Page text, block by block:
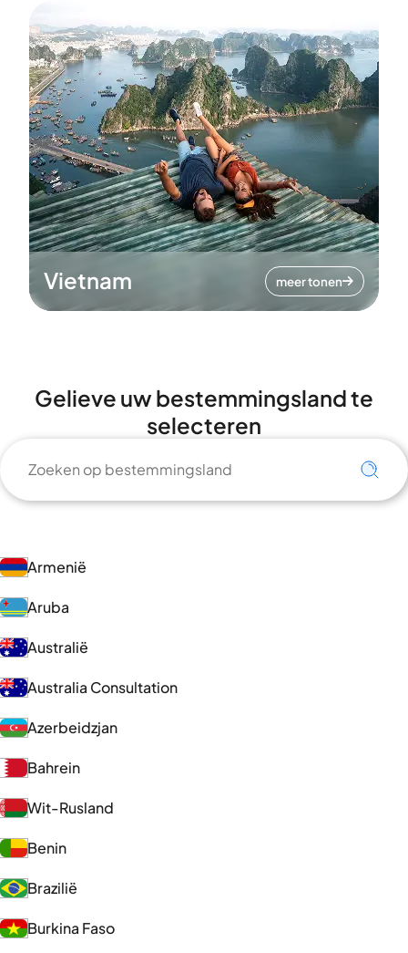
Vietnam meer tonen
Gelieve uw bestemmingsland te
selecteren
Armenië
Aruba
Australië
Australia Consultation
Azerbeidzjan
Bahrein
Wit-Rusland
Benin
Brazilië
Burkina Faso